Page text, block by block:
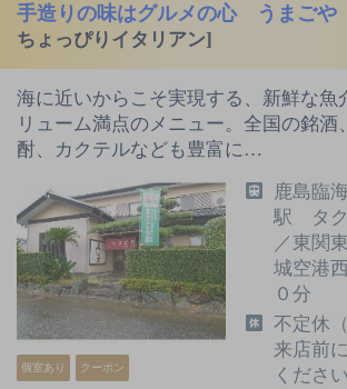
手造りの味はグルメの心 うまごや
ちょっぴりイタリアン]
海に近いからこそ実現する、新鮮な魚
リューム満点のメニュー。全国の銘酒
酎、カクテルなども豊富に…
個室あり クーポン
鹿島臨
駅 タク
／東関
城空港
０分
不定休
来店前
ください